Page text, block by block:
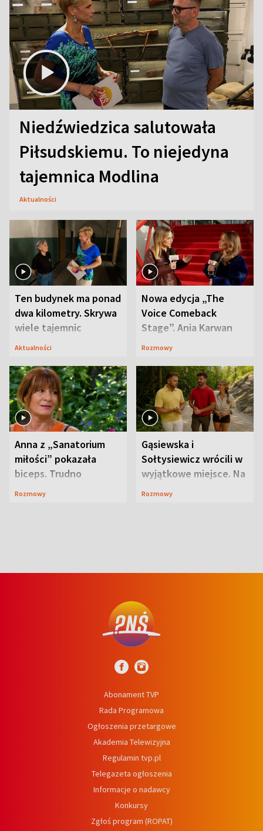
Niedźwiedzica salutowała
Piłsudskiemu. To niejedyna
tajemnica Modlina
Aktualności
Ten budynek ma ponad
dwa kilometry. Skrywa
wiele tajemnic
Aktualności
Nowa edycja „The
Voice Comeback
Stage”. Ania Karwan
zapowiada
Rozmowy
Anna z „Sanatorium
miłości” pokazała
biceps. Trudno
uwierzyć, co przeszła
Rozmowy
Gąsiewska i
Sołtysiewicz wrócili w
wyjątkowe miejsce. Na
szlaku czekał
Rozmowy
Abonament TVP
Rada Programowa
Ogłoszenia przetargowe
Akademia Telewizyjna
Regulamin tvp.pl
Telegazeta ogłoszenia
Informacje o nadawcy
Konkursy
Zgłoś program (ROPAT)